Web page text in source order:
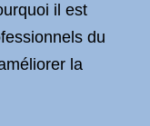
il est
du
la